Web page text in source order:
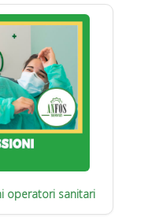
operatori sanitari